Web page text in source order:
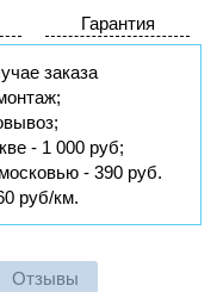
Гарантия
заказа
- 1 000 руб;
- 390 руб.
руб/км.
Отзывы